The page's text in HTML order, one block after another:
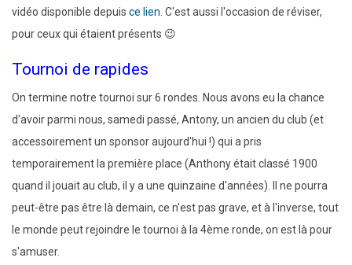
vidéo disponible depuis ce lien . C'est aussi l'occasion de réviser,
pour ceux qui étaient présents 😉
Tournoi de rapides
On termine notre tournoi sur 6 rondes. Nous avons eu la chance
d'avoir parmi nous, samedi passé, Antony, un ancien du club (et
accessoirement un sponsor aujourd'hui !) qui a pris
temporairement la première place (Anthony était classé 1900
quand il jouait au club, il y a une quinzaine d'années). Il ne pourra
peut-être pas être là demain, ce n'est pas grave, et à l'inverse, tout
le monde peut rejoindre le tournoi à la 4ème ronde, on est là pour
s'amuser.